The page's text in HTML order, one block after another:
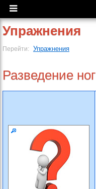
Упражнения
Перейти: Упражнения
Разведение ног